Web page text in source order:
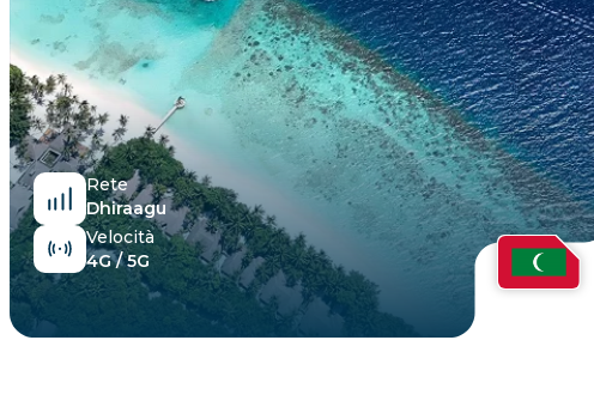
Rete
Dhiraagu
Velocità
4G / 5G